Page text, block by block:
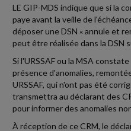
LE GIP-MDS indique que si la
paye avant la veille de
déposer une DSN « annule et
peut être réalisée dans la DSN
Si l'URSSAF ou la MSA
présence d'anomalies,
URSSAF, qui n'ont pas été
transmettra au déclarant des
pour informer des anomalies
À réception de ce CRM, le